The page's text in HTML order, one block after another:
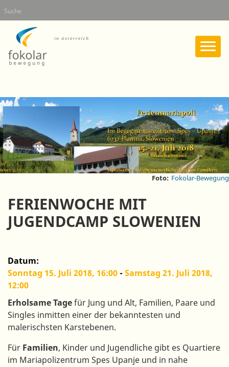
zum
Suche
Foto: Fokolar-Bewegung
FERIENWOCHE MIT
JUGENDCAMP SLOWENIEN
Datum
Sonntag 15. Juli 2018, 16:00- Samstag 21. Juli 2018,
12:00
Erholsame Tagefür Jung und Alt, Familien, Paare und
Singles inmitten einer der bekanntesten und
malerischsten Karstebenen.
Für Familien, Kinder und Jugendliche gibt es Quartiere
im Mariapolizentrum Spes Upanje und in nahe